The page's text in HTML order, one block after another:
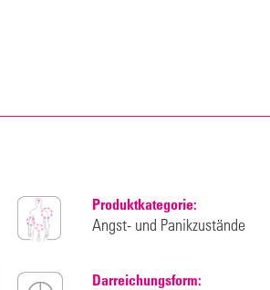
Produktkategorie:
Angst- und Panikzustände
Darreichungsform: